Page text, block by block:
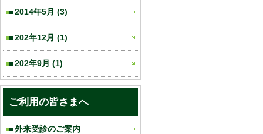
2014年5月 (3)
202年12月 (1)
202年9月 (1)
ご利用の皆さまへ
外来受診のご案内